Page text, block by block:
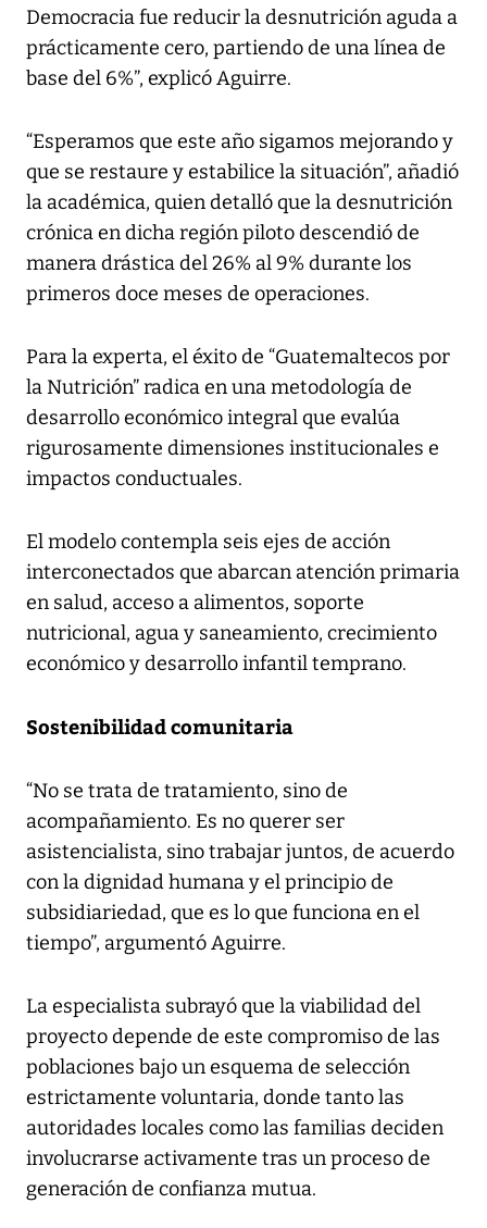
Democracia fue reducir la desnutrición aguda a
prácticamente cero, partiendo de una línea de
base del 6%”, explicó Aguirre.
“Esperamos que este año sigamos mejorando y
que se restaure y estabilice la situación”, añadió
la académica, quien detalló que la desnutrición
crónica en dicha región piloto descendió de
manera drástica del 26% al 9% durante los
primeros doce meses de operaciones.
Para la experta, el éxito de “Guatemaltecos por
la Nutrición” radica en una metodología de
desarrollo económico integral que evalúa
rigurosamente dimensiones institucionales e
impactos conductuales.
El modelo contempla seis ejes de acción
interconectados que abarcan atención primaria
en salud, acceso a alimentos, soporte
nutricional, agua y saneamiento, crecimiento
económico y desarrollo infantil temprano.
Sostenibilidad comunitaria
“No se trata de tratamiento, sino de
acompañamiento. Es no querer ser
asistencialista, sino trabajar juntos, de acuerdo
con la dignidad humana y el principio de
subsidiariedad, que es lo que funciona en el
tiempo”, argumentó Aguirre.
La especialista subrayó que la viabilidad del
proyecto depende de este compromiso de las
poblaciones bajo un esquema de selección
estrictamente voluntaria, donde tanto las
autoridades locales como las familias deciden
involucrarse activamente tras un proceso de
generación de confianza mutua.